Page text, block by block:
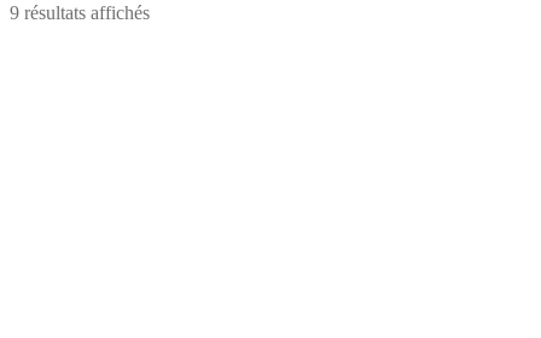
9 résultats affichés